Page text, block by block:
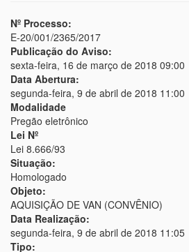
Nº Processo:
E-20/001/2365/2017
Publicação do Aviso:
sexta-feira, 16 de março de 2018 09:00
Data Abertura:
segunda-feira, 9 de abril de 2018 11:00
Modalidade
Pregão eletrônico
Lei Nº
Lei 8.666/93
Situação:
Homologado
Objeto:
AQUISIÇÃO DE VAN (CONVÊNIO)
Data Realização:
segunda-feira, 9 de abril de 2018 11:05
Tipo: